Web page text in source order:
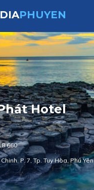
PHUYEN
Hotel
660
P. 7, Tp. Tuy Hòa, Phú Yên